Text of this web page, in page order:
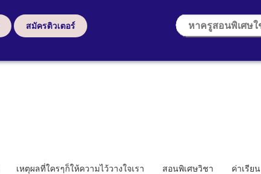
สมัครติวเตอร์
เหตุผลที่ใครๆก็ให้ความไว้วางใจเรา สอนพิเศษวิชา ค่าเรียน